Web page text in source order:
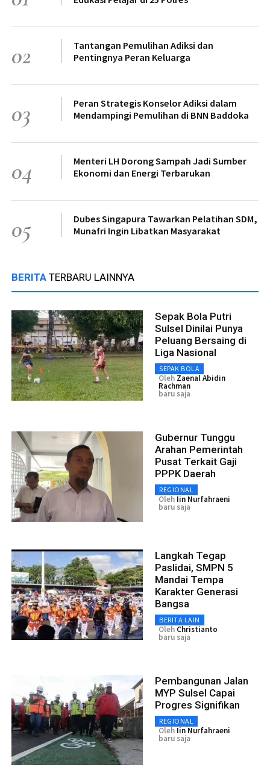
02
Tantangan Pemulihan Adiksi dan
Pentingnya Peran Keluarga
03
Peran Strategis Konselor Adiksi dalam
Mendampingi Pemulihan di BNN Baddoka
04
Menteri LH Dorong Sampah Jadi Sumber
Ekonomi dan Energi Terbarukan
05
Dubes Singapura Tawarkan Pelatihan SDM,
Munafri Ingin Libatkan Masyarakat
BERITA TERBARU LAINNYA
Sepak Bola Putri
Sulsel Dinilai Punya
Peluang Bersaing di
Liga Nasional
SEPAK BOLA
Oleh Zaenal Abidin
Rachman
baru saja
Gubernur Tunggu
Arahan Pemerintah
Pusat Terkait Gaji
PPPK Daerah
REGIONAL
Oleh Iin Nurfahraeni
baru saja
Langkah Tegap
Paslidai, SMPN 5
Mandai Tempa
Karakter Generasi
Bangsa
BERITA LAIN
Oleh Christianto
baru saja
Pembangunan Jalan
MYP Sulsel Capai
Progres Signifikan
REGIONAL
Oleh Iin Nurfahraeni
baru saja